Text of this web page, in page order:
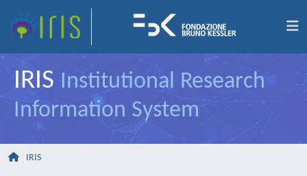
IRIS Institutional Research
Information System
IRIS